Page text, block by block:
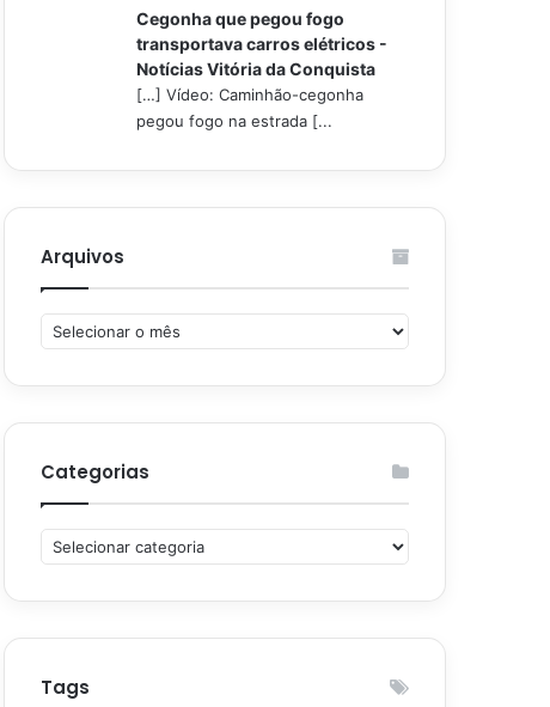
Cegonha que pegou fogo
transportava carros elétricos -
Notícias Vitória da Conquista
[…] Vídeo: Caminhão-cegonha
pegou fogo na estrada [...
Arquivos
Arquivos
Categorias
Categorias
Tags